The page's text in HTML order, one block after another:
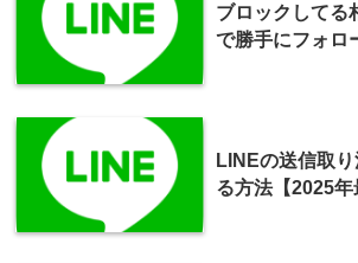
ブロックしてる
で勝手にフォロ
LINEの送信取
る方法【2025年